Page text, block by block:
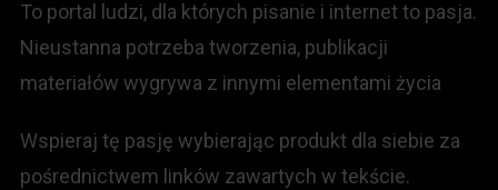
To portal ludzi, dla których pisanie i internet to pasja.
Nieustanna potrzeba tworzenia, publikacji
materiałów wygrywa z innymi elementami życia
Wspieraj tę pasję wybierając produkt dla siebie za
pośrednictwem linków zawartych w tekście.